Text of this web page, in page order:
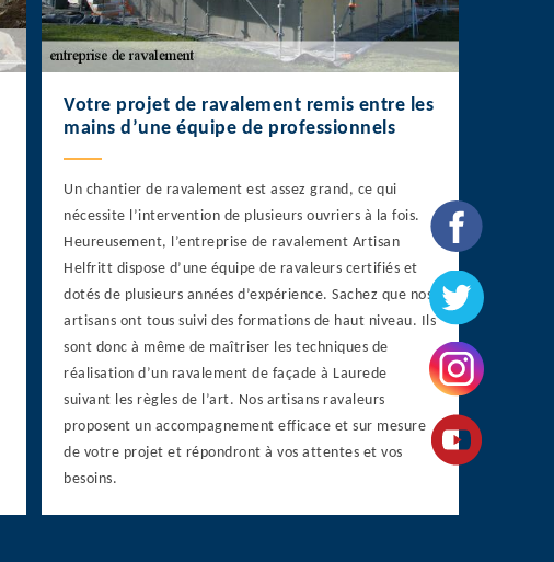
Votre projet de ravalement remis entre les
mains d’une équipe de professionnels
Un chantier de ravalement est assez grand, ce qui
nécessite l’intervention de plusieurs ouvriers à la fois.
Heureusement, l’entreprise de ravalement Artisan
Helfritt dispose d’une équipe de ravaleurs certifiés et
dotés de plusieurs années d’expérience. Sachez que nos
artisans ont tous suivi des formations de haut niveau. Ils
sont donc à même de maîtriser les techniques de
réalisation d’un ravalement de façade à Laurede
suivant les règles de l’art. Nos artisans ravaleurs
proposent un accompagnement efficace et sur mesure
de votre projet et répondront à vos attentes et vos
besoins.